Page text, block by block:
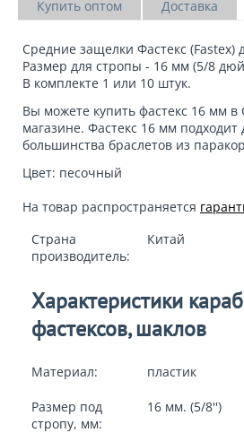
Купить оптом
Доставка
Средние защелки Фастекс (Fastex)
Размер для стропы - 16 мм (5/8
В комплекте 1 или 10 штук.
Вы можете купить фастекс 16 мм в
магазине. Фастекс 16 мм подходит
большинства браслетов из
Цвет: песочный
На товар распространяется
Страна
производитель:
Китай
Характеристики
фастексов, шаклов
Материал: пластик
Размер под
стропу, мм:
16 мм. (5/8'')